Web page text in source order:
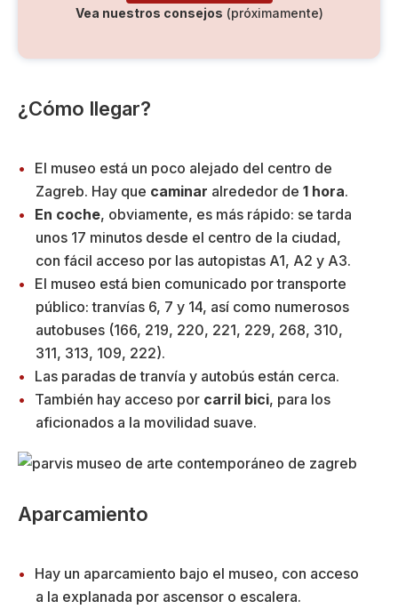
Vea nuestros consejos (próximamente)
¿Cómo llegar?
El museo está un poco alejado del centro de
Zagreb. Hay que caminar alrededor de 1 hora.
En coche, obviamente, es más rápido: se tarda
unos 17 minutos desde el centro de la ciudad,
con fácil acceso por las autopistas A1, A2 y A3.
El museo está bien comunicado por transporte
público: tranvías 6, 7 y 14, así como numerosos
autobuses (166, 219, 220, 221, 229, 268, 310,
311, 313, 109, 222).
Las paradas de tranvía y autobús están cerca.
También hay acceso por carril bici, para los
aficionados a la movilidad suave.
Aparcamiento
Hay un aparcamiento bajo el museo, con acceso
a la explanada por ascensor o escalera.